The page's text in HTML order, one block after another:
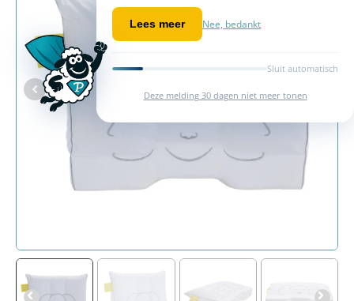
Lees meer Nee, bedankt
Sluit automatisch
Deze melding 30 dagen niet meer tonen